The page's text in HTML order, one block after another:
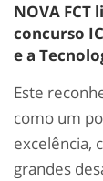
NOVA
concurso
e a
Este
como um
excelência,
grandes